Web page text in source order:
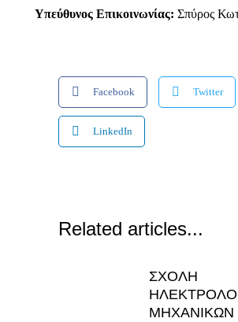
Yπεύθυνος Επικοινωνίας: Σπύρος
Facebook Twitter
LinkedIn
Related articles...
ΣΧΟΛΗ
ΜΗΧΑΝΙΚΩΝ